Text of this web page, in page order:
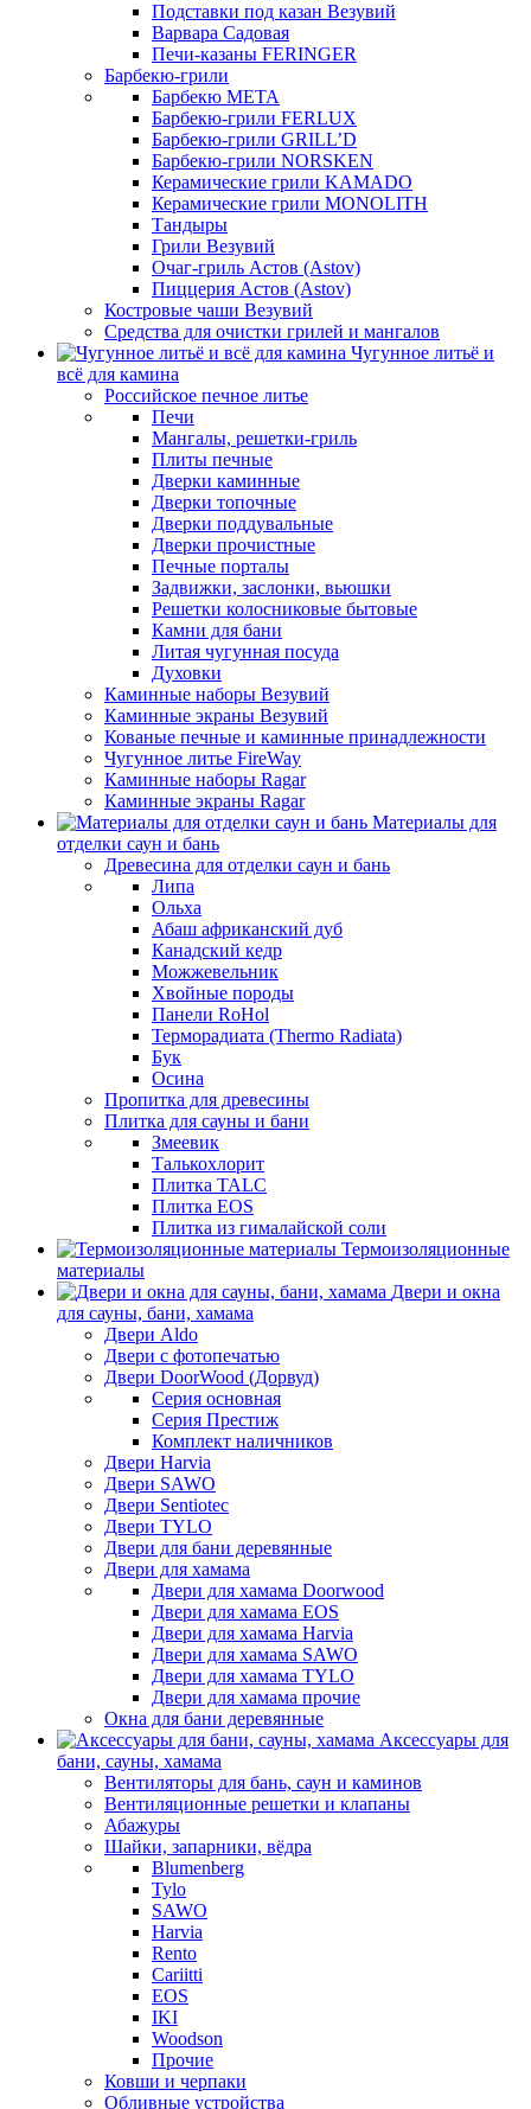
Подставки под казан Везувий
Варвара Садовая
Печи-казаны FERINGER
Барбекю-грили
Барбекю МЕТА
Барбекю-грили FERLUX
Барбекю-грили GRILL’D
Барбекю-грили NORSKEN
Керамические грили KAMADO
Керамические грили MONOLITH
Тандыры
Грили Везувий
Очаг-гриль Астов (Astov)
Пиццерия Астов (Astov)
Костровые чаши Везувий
Средства для очистки грилей и мангалов
Чугунное литьё и
всё для камина
Российское печное литье
Печи
Мангалы, решетки-гриль
Плиты печные
Дверки каминные
Дверки топочные
Дверки поддувальные
Дверки прочистные
Печные порталы
Задвижки, заслонки, вьюшки
Решетки колосниковые бытовые
Камни для бани
Литая чугунная посуда
Духовки
Каминные наборы Везувий
Каминные экраны Везувий
Кованые печные и каминные принадлежности
Чугунное литье FireWay
Каминные наборы Ragar
Каминные экраны Ragar
Материалы для
отделки саун и бань
Древесина для отделки саун и бань
Липа
Ольха
Абаш африканский дуб
Канадский кедр
Можжевельник
Хвойные породы
Панели RoHol
Терморадиата (Thermo Radiata)
Бук
Осина
Пропитка для древесины
Плитка для сауны и бани
Змеевик
Талькохлорит
Плитка TALC
Плитка EOS
Плитка из гималайской соли
Термоизоляционные
материалы
Двери и окна
для сауны, бани, хамама
Двери Aldo
Двери с фотопечатью
Двери DoorWood (Дорвуд)
Серия основная
Серия Престиж
Комплект наличников
Двери Harvia
Двери SAWO
Двери Sentiotec
Двери TYLO
Двери для бани деревянные
Двери для хамама
Двери для хамама Doorwood
Двери для хамама EOS
Двери для хамама Harvia
Двери для хамама SAWO
Двери для хамама TYLO
Двери для хамама прочие
Окна для бани деревянные
Аксессуары для
бани, сауны, хамама
Вентиляторы для бань, саун и каминов
Вентиляционные решетки и клапаны
Абажуры
Шайки, запарники, вёдра
Blumenberg
Tylo
SAWO
Harvia
Rento
Cariitti
EOS
IKI
Woodson
Прочие
Ковши и черпаки
Обливные устройства